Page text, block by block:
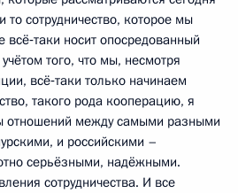
то сотрудничество, которое мы
всё‑таки носит опосредованный
того, что мы, несмотря
всё‑таки только начинаем
такого рода кооперацию, я
отношений между самыми разными
и российскими –
серьёзными, надёжными.
сотрудничества. И все